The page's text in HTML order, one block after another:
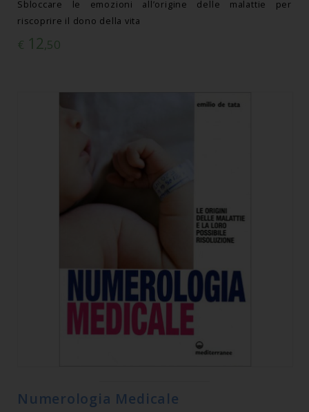
Sbloccare le emozioni all’origine delle malattie per
riscoprire il dono della vita
€ 12,50
Numerologia Medicale